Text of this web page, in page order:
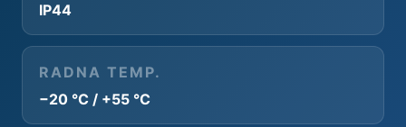
IP44
RADNA TEMP.
−20 °C / +55 °C